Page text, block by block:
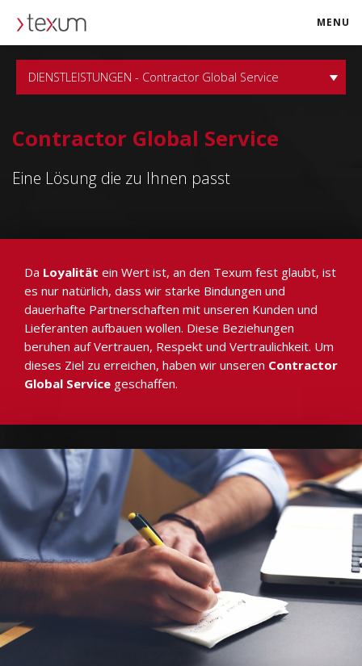
MENU
DIENSTLEISTUNGEN - Contractor Global Service
Contractor Global Service
Eine Lösung die zu Ihnen passt
Da Loyalität ein Wert ist, an den Texum fest glaubt, ist
es nur natürlich, dass wir starke Bindungen und
dauerhafte Partnerschaften mit unseren Kunden und
Lieferanten aufbauen wollen. Diese Beziehungen
beruhen auf Vertrauen, Respekt und Vertraulichkeit. Um
dieses Ziel zu erreichen, haben wir unseren Contractor
Global Service geschaffen.